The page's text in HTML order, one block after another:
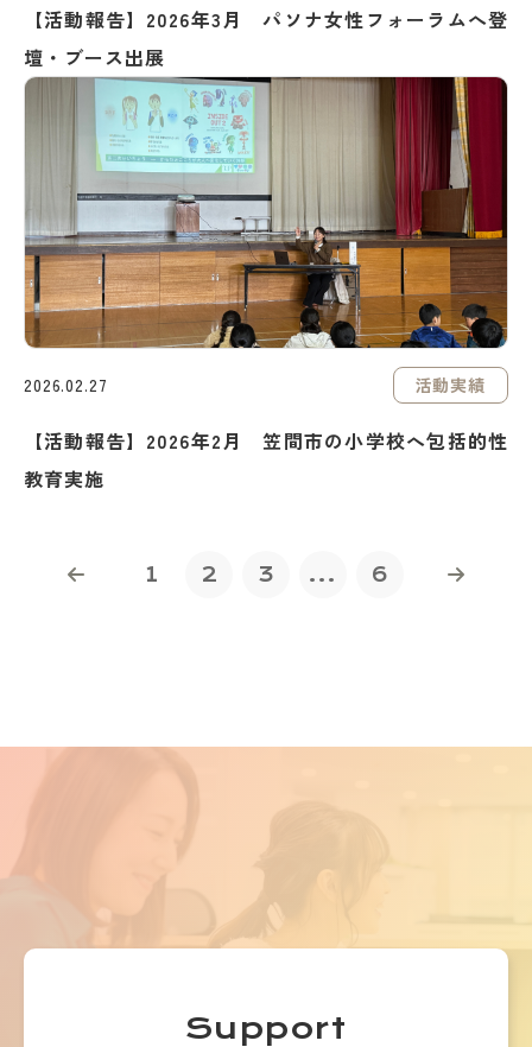
【活動報告】2026年3月 パソナ女性フォーラムへ登
壇・ブース出展
2026.02.27 活動実績
【活動報告】2026年2月 笠間市の小学校へ包括的性
教育実施
1 2 3 ... 6
Support